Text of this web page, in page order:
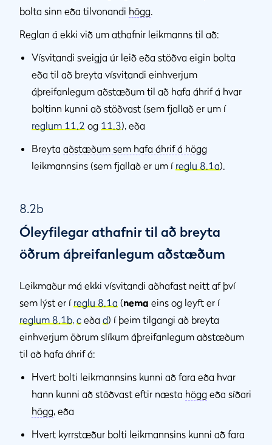
bolta sinn eða tilvonandi högg.
Reglan á ekki við um athafnir leikmanns til að:
Vísvitandi sveigja úr leið eða stöðva eigin bolta
eða til að breyta vísvitandi einhverjum
áþreifanlegum aðstæðum til að hafa áhrif á hvar
boltinn kunni að stöðvast (sem fjallað er um í
reglum 11.2 og 11.3), eða
Breyta aðstæðum sem hafa áhrif á högg
leikmannsins (sem fjallað er um í reglu 8.1a).
8.2b
Óleyfilegar athafnir til að breyta
öðrum áþreifanlegum aðstæðum
Leikmaður má ekki vísvitandi aðhafast neitt af því
sem lýst er í reglu 8.1a (nema eins og leyft er í
reglum 8.1b, c eða d) í þeim tilgangi að breyta
einhverjum öðrum slíkum áþreifanlegum aðstæðum
til að hafa áhrif á:
Hvert bolti leikmannsins kunni að fara eða hvar
hann kunni að stöðvast eftir næsta högg eða síðari
högg, eða
Hvert kyrrstæður bolti leikmannsins kunni að fara